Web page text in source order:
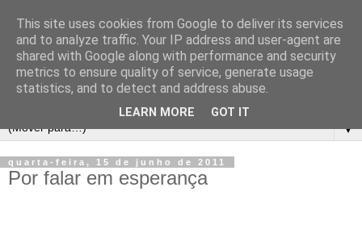
▼
quarta-feira, 15 de junho de 2011
Por falar em esperança
This site uses cookies from Google to deliver its services
and to analyze traffic. Your IP address and user-agent are
shared with Google along with performance and security
metrics to ensure quality of service, generate usage
statistics, and to detect and address abuse.
LEARN MORE GOT IT